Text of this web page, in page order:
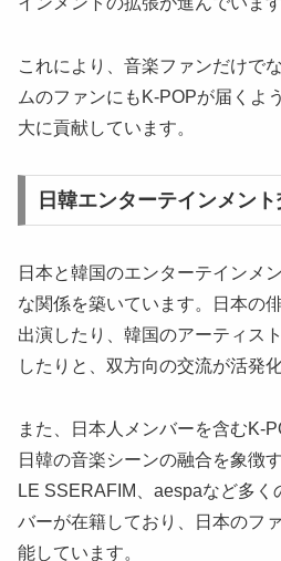
これにより、音楽ファンだけで
ムのファンにもK-POPが届くよ
大に貢献しています。
日韓エンターテインメン
日本と韓国のエンターテインメ
な関係を築いています。日本の
出演したり、韓国のアーティス
したりと、双方向の交流が活発
また、日本人メンバーを含むK-
日韓の音楽シーンの融合を象徴
LE SSERAFIM、aespaなど多く
バーが在籍しており、日本のフ
能しています。